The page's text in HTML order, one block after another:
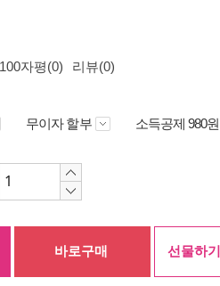
100자평(0) 리뷰(0)
무이자 할부 소득공제 980원
바로구매 선물하기